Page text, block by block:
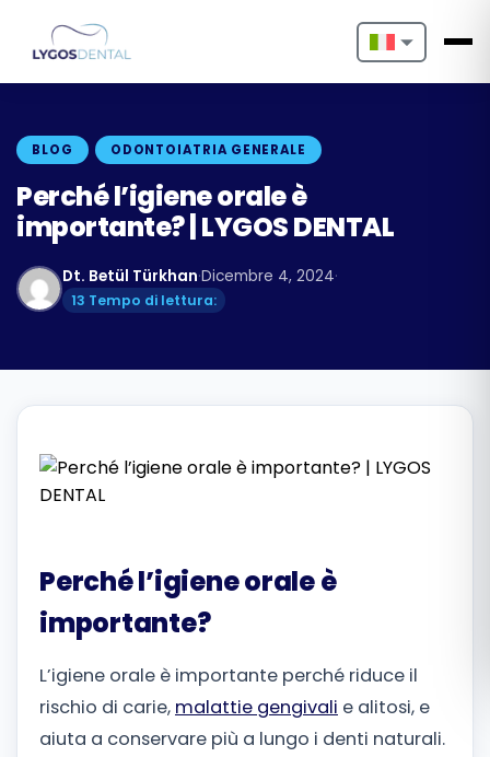
Nederlands
Deutsch
BLOG ODONTOIATRIA GENERALE
Perché l’igiene orale è
importante? | LYGOS DENTAL
Dt. Betül Türkhan·Dicembre 4, 2024·
13 Tempo di lettura:
Perché l’igiene orale è
importante?
L’igiene orale è importante perché riduce il
rischio di carie, malattie gengivali e alitosi, e
aiuta a conservare più a lungo i denti naturali.